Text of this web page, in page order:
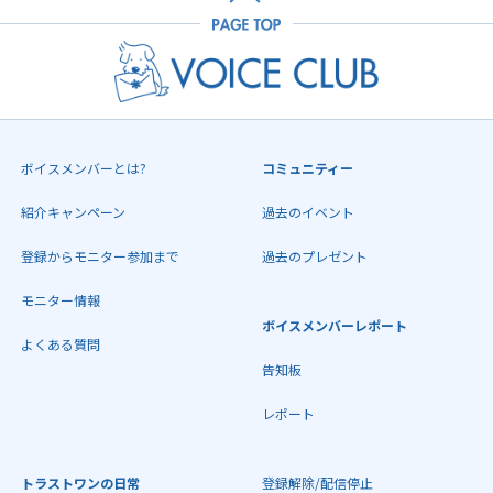
ボイスメンバーとは?
紹介キャンペーン
登録からモニター参加まで
モニター情報
よくある質問
コミュニティー
過去のイベント
過去のプレゼント
ボイスメンバーレポート
告知板
レポート
トラストワンの日常 登録解除/配信停止